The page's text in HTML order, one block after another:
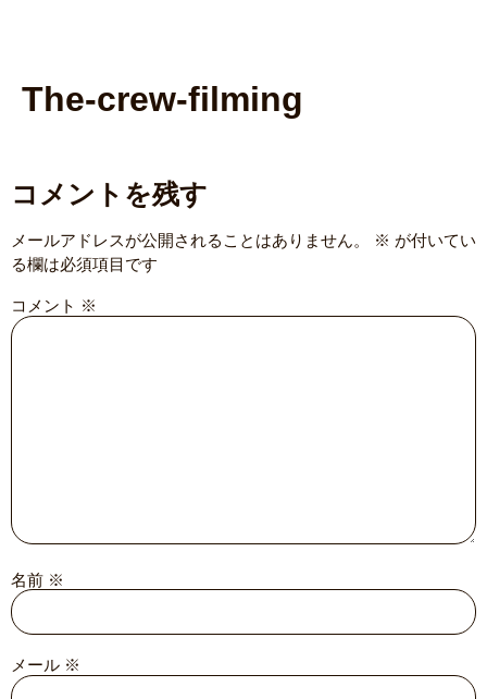
The-crew-filming
コメントを残す
メールアドレスが公開されることはありません。 ※ が付いてい
る欄は必須項目です
コメント ※
名前 ※
メール ※